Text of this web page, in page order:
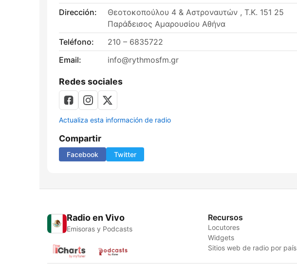
Dirección:
Θεοτοκοπούλου 4 & Αστροναυτών , Τ.Κ. 151 25
Παράδεισος Αμαρουσίου Αθήνα
Teléfono:
210 – 6835722
Email:
info@rythmosfm.gr
Redes sociales
Actualiza esta información de radio
Compartir
Facebook Twitter
Radio en Vivo
Emisoras y Podcasts
Recursos
Locutores
Widgets
Sitios web de radio por país